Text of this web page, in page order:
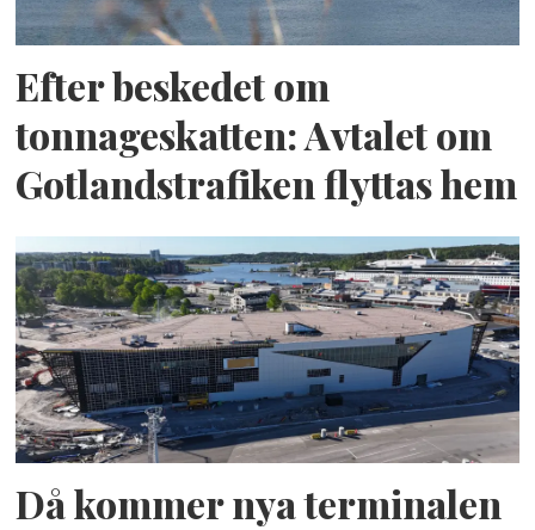
Efter beskedet om
tonnageskatten: Avtalet om
Gotlandstrafiken flyttas hem
Då kommer nya terminalen